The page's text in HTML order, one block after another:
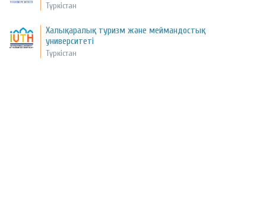
Түркістан
Халықаралық туризм және меймандостық
университеті
Түркістан